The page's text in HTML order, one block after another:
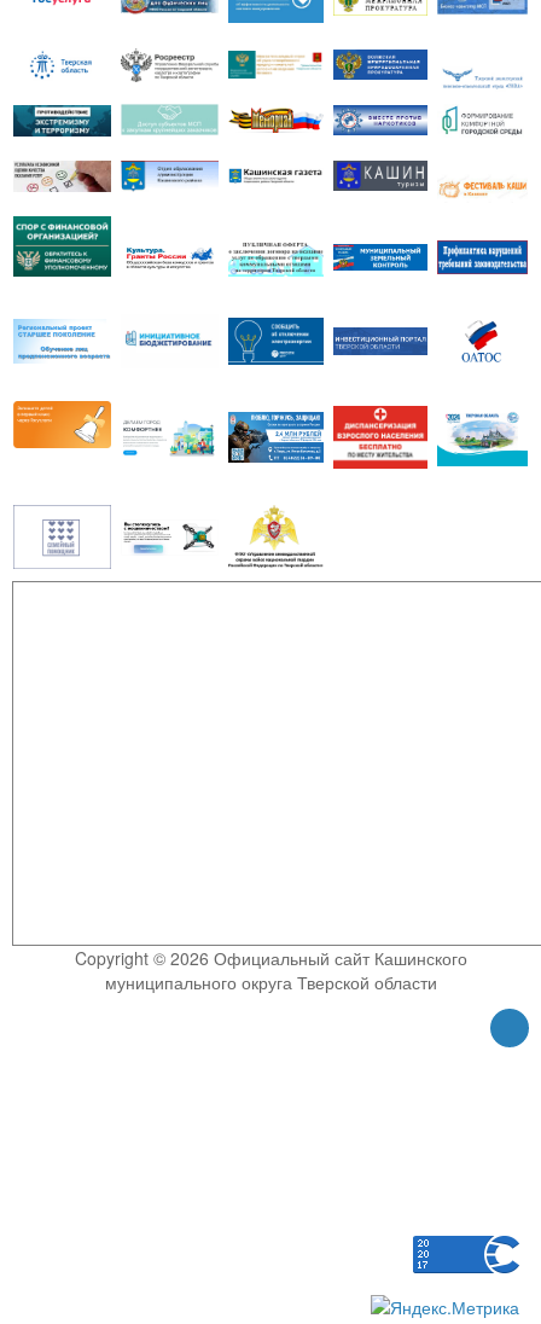
Copyright © 2026 Официальный сайт Кашинского
муниципального округа Тверской области